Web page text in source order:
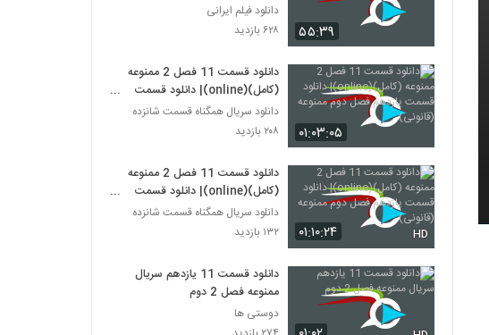
۵۵:۳۹
دانلود فیلم ایرانی
۶۲۸ بازدید
۰۱:۰۳:۰۵
دانلود قسمت 11 فصل 2 ممنوعه
(کامل)(online)| دانلود قسمت
یازدهم فصل دوم ممنوعه (قانونی).
دانلود سریال همگناه قسمت شانزده
۲۰۸ بازدید
۰۱:۱۰:۲۴ HD
دانلود قسمت 11 فصل 2 ممنوعه
(کامل)(online)| دانلود قسمت
یازدهم فصل دوم ممنوعه (قانونی) .
دانلود سریال همگناه قسمت شانزده
۱۳۲ بازدید
دانلود قسمت 11 یازدهم سریال
ممنوعه فصل 2 دوم
دوستی ها